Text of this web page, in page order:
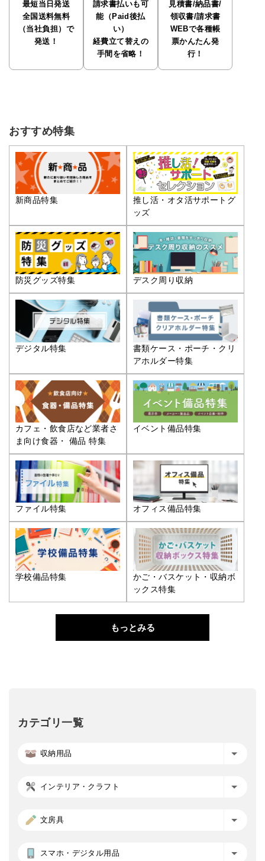
最短当日発送
全国送料無料
（当社負担）で
発送！
請求書払いも可
能（Paid後払
い）
経費立て替えの
手間を省略！
見積書/納品書/
領収書/請求書
WEBで各種帳
票かんたん発
行！
おすすめ特集
新商品特集
推し活・オタ活サポートグ
ッズ
防災グッズ特集 デスク周り収納
デジタル特集
書類ケース・ポーチ・クリ
アホルダー特集
カフェ・飲食店など業者さ
ま向け食器・ 備品 特集
イベント備品特集
ファイル特集 オフィス備品特集
学校備品特集
かご・バスケット・収納ボ
ックス特集
もっとみる
カテゴリ一覧
収納用品
インテリア・クラフト
文房具
スマホ・デジタル用品